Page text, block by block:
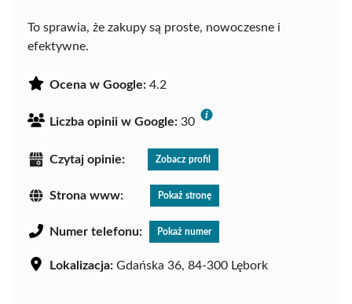
To sprawia, że zakupy są proste, nowoczesne i
efektywne.
Ocena w Google: 4.2
Liczba opinii w Google: 30
Czytaj opinie: Zobacz profil
Strona www: Pokaż stronę
Numer telefonu: Pokaż numer
Lokalizacja: Gdańska 36, 84-300 Lębork